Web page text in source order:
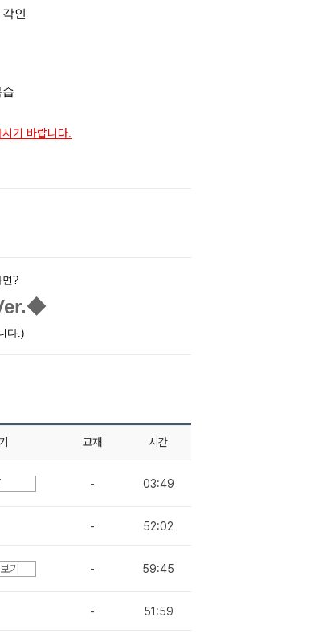
인
기 바랍니다.
면?
다.)
교재 시간
- 03:49
- 52:02
기 - 59:45
- 51:59